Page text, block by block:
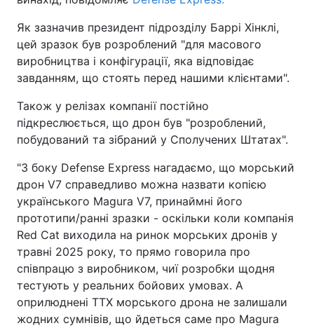
Як зазначив президент підрозділу Баррі Хінклі,
цей зразок був розроблений "для масового
виробництва і конфігурації, яка відповідає
завданням, що стоять перед нашими клієнтами".
Також у релізах компанії постійно
підкреслюється, що дрон був "розроблений,
побудований та зібраний у Сполучених Штатах".
"З боку Defense Express нагадаємо, що морський
дрон V7 справедливо можна назвати копією
українського Magura V7, принаймні його
прототипи/ранні зразки - оскільки коли компанія
Red Cat виходила на ринок морських дронів у
травні 2025 року, то прямо говорила про
співпрацю з виробником, чиї розробки щодня
тестують у реальних бойових умовах. А
оприлюднені ТТХ морського дрона не залишали
жодних сумнівів, що йдеться саме про Magura